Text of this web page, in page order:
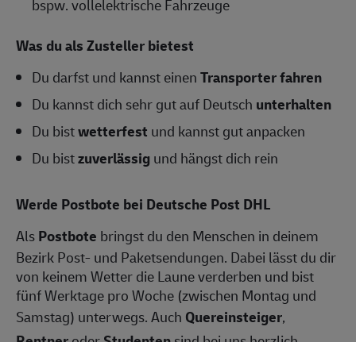
bspw. vollelektrische Fahrzeuge
Was du als Zusteller bietest
Du darfst und kannst einenTransporter fahren
Du kannst dich sehr gut auf Deutsch unterhalten
Du bistwetterfest und kannst gut anpacken
Du bistzuverlässigund hängst dich rein
Werde Postbote bei Deutsche Post DHL
AlsPostbote bringst du den Menschen in deinem
Bezirk Post- und Paketsendungen. Dabei lässt du dir
von keinem Wetter die Laune verderben und bist
fünf Werktage pro Woche (zwischen Montag und
Samstag) unterwegs. Auch Quereinsteiger,